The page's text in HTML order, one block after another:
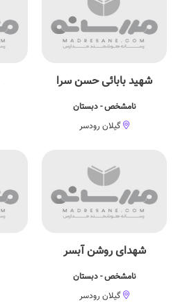
شهید بابائی حسن سرا
نامشخص - دبستان
گیلان رودسر
شهدای روشن آبسر
نامشخص - دبستان
گیلان رودسر